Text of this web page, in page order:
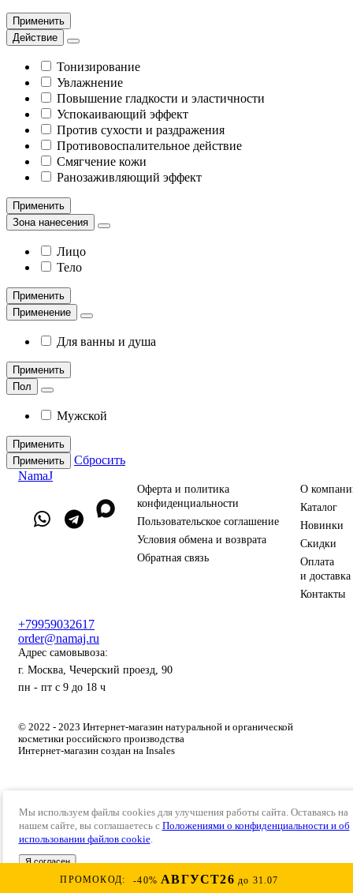
ПРОМОКОД: -40%АВГУСТ26 до 31.07
Применить
Действие
Тонизирование
Увлажнение
Повышение гладкости и эластичности
Успокаивающий эффект
Против сухости и раздражения
Противовоспалительное действие
Смягчение кожи
Ранозаживляющий эффект
Применить
Зона нанесения
Лицо
Тело
Применить
Применение
Для ванны и душа
Применить
Пол
Мужской
Применить
Применить
Сбросить
NamaJ
Оферта и политика
конфиденциальности
Пользовательское соглашение
Условия обмена и возврата
Обратная связь
О
Каталог
Новинки
Скидки
Оплата
и доставка
Контакты
+79959032617
order@namaj.ru
Адрес самовывоза:
г. Москва, Чечерский проезд, 90
пн - пт с 9 до 18 ч
© 2022 - 2023 Интернет-магазин натуральной и органической
косметики российского производства
Интернет-магазин создан на Insales
Мы используем файлы cookies для улучшения работы сайта. Оставаясь на
нашем сайте, вы соглашаетесь с Положениями о конфиденциальности и об
использовании файлов cookie.
Я согласен